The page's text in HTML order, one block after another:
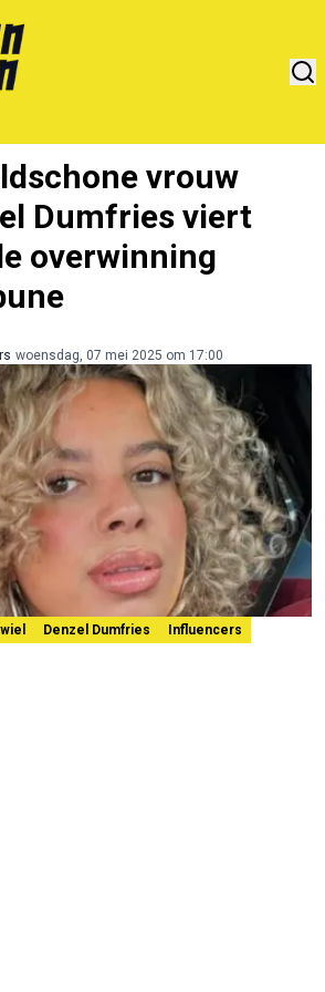
vrouw
Dumfries viert
overwinning
woensdag, 07 mei 2025 om 17:00
Denzel Dumfries
Influencers